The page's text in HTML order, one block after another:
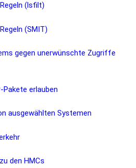
(lsfilt)
(SMIT)
gegen unerwünschte Zugriffe
Pakete erlauben
ausgewählten Systemen
den HMCs